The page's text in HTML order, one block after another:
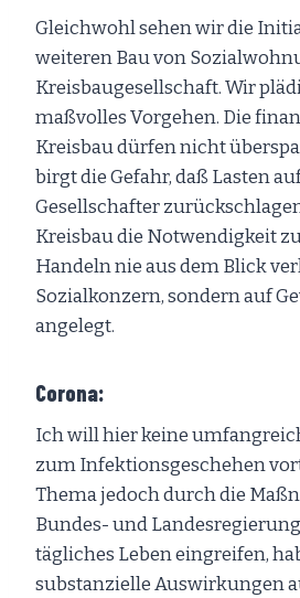
Gleichwohl sehen wir die
weiteren Bau von
Kreisbaugesellschaft. Wir
maßvolles Vorgehen. Die
Kreisbau dürfen nicht
birgt die Gefahr, daß Lasten
Gesellschafter
Kreisbau die Notwendigkeit
Handeln nie aus dem Blick
Sozialkonzern, sondern auf
angelegt.
Corona:
Ich will hier keine
zum Infektionsgeschehen
Thema jedoch durch die
Bundes- und
tägliches Leben eingreifen,
substanzielle Auswirkungen